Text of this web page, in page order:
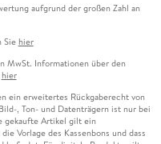
aufgrund der großen Zahl an
Sie hier
MwSt. Informationen über den
hier
ein erweitertes Rückgaberecht von
, Ton- und Datenträgern ist nur bei
gekaufte Artikel gilt ein
Vorlage des Kassenbons und dass